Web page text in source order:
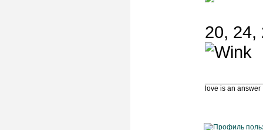
20, 24,
love is an answer